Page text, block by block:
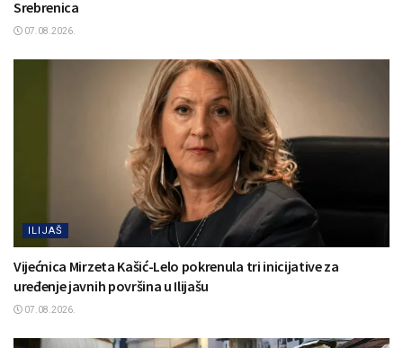
Srebrenica
07.08.2026.
ILIJAŠ
Vijećnica Mirzeta Kašić-Lelo pokrenula tri inicijative za
uređenje javnih površina u Ilijašu
07.08.2026.